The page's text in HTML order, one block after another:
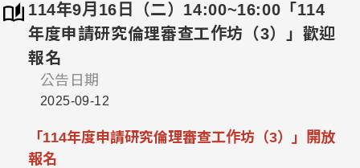
114年9月16日（二）14:00~16:00「114
年度申請研究倫理審查工作坊（3）」歡迎
報名
公告日期
2025-09-12
「114年度申請研究倫理審查工作坊（3）」開放
報名